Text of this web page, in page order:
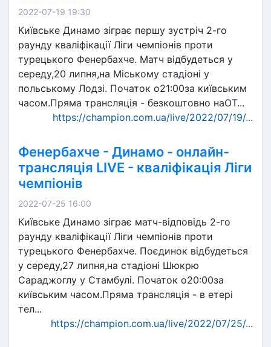
2022-07-19 19:30
Київське Динамо зіграє першу зустріч 2-го
раунду кваліфікації Ліги чемпіонів проти
турецького Фенербахче. Матч відбудеться у
середу,20 липня,на Міському стадіоні у
польському Лодзі. Початок о21:00за київським
часом.Пряма трансляція - безкоштовно наОТ...
https://champion.com.ua/live/2022/07/19/...
Фенербахче - Динамо - онлайн-
трансляція LIVE - кваліфікація Ліги
чемпіонів
2022-07-25 16:00
Київське Динамо зіграє матч-відповідь 2-го
раунду кваліфікації Ліги чемпіонів проти
турецького Фенербахче. Поєдинок відбудеться
у середу,27 липня,на стадіоні Шюкрю
Сараджоглу у Стамбулі. Початок о20:00за
київським часом.Пряма трансляція - в етері
тел...
https://champion.com.ua/live/2022/07/25/...